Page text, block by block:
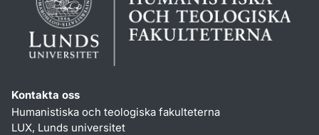
Kontakta oss
Humanistiska och teologiska fakulteterna
LUX, Lunds universitet